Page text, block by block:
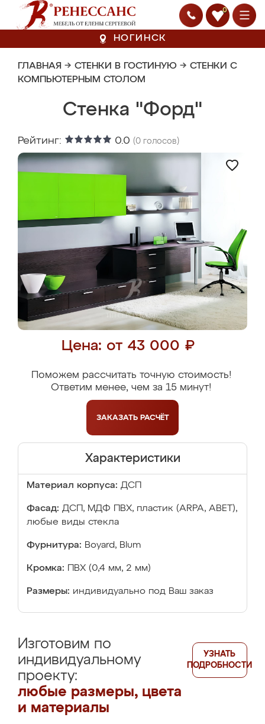
0
НОГИНСК
ГЛАВНАЯ → СТЕНКИ В ГОСТИНУЮ → СТЕНКИ С
КОМПЬЮТЕРНЫМ СТОЛОМ
Стенка "Форд"
Рейтинг: 0.0 (0 голосов)
Цена: от 43 000 ₽
Поможем рассчитать точную стоимость!
Ответим менее, чем за 15 минут!
ЗАКАЗАТЬ РАСЧЁТ
Характеристики
Материал корпуса: ДСП
Фасад: ДСП, МДФ ПВХ, пластик (ARPA, ABET),
любые виды стекла
Фурнитура: Boyard, Blum
Кромка: ПВХ (0,4 мм, 2 мм)
Размеры: индивидуально под Ваш заказ
Изготовим по
индивидуальному
проекту:
любые размеры, цвета
и материалы
УЗНАТЬ
ПОДРОБНОСТИ